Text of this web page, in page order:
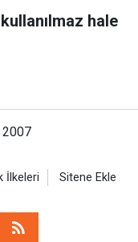
hale
2007
İlkeleri Sitene Ekle